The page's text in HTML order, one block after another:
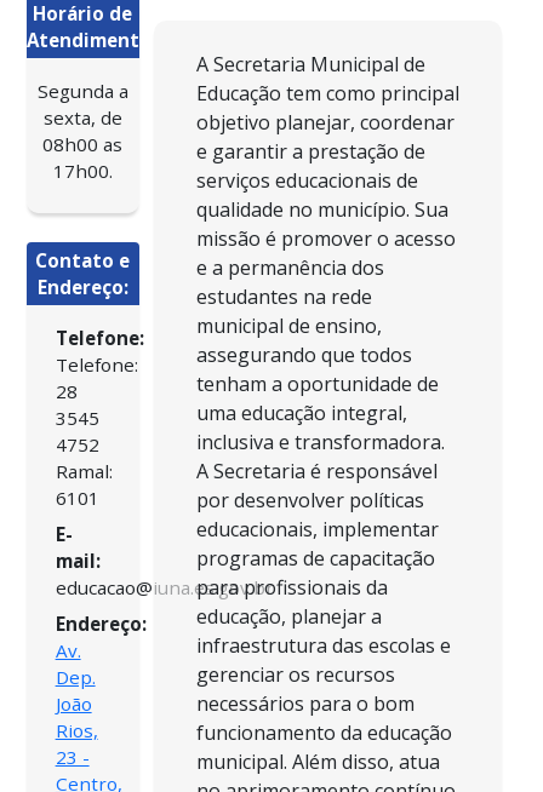
Horário de
Atendimento:
Segunda a
sexta, de
08h00 as
17h00.
Contato e
Endereço:
Telefone:
Telefone:
28
3545
4752
Ramal:
6101
E-
mail:
educacao@iuna.es.gov.br
Endereço:
Av.
Dep.
João
Rios,
23 -
Centro,
A Secretaria Municipal de
Educação tem como principal
objetivo planejar, coordenar
e garantir a prestação de
serviços educacionais de
qualidade no município. Sua
missão é promover o acesso
e a permanência dos
estudantes na rede
municipal de ensino,
assegurando que todos
tenham a oportunidade de
uma educação integral,
inclusiva e transformadora.
A Secretaria é responsável
por desenvolver políticas
educacionais, implementar
programas de capacitação
para profissionais da
educação, planejar a
infraestrutura das escolas e
gerenciar os recursos
necessários para o bom
funcionamento da educação
municipal. Além disso, atua